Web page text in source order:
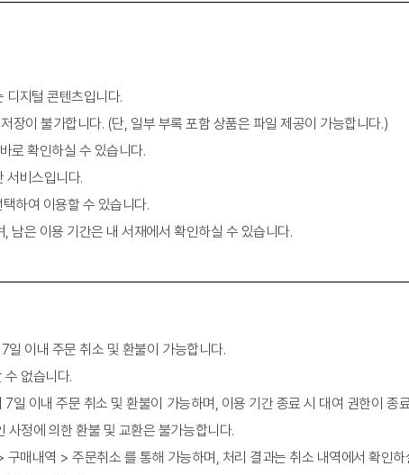
디지털 콘텐츠입니다.
장이 불가합니다. (단, 일부 부록 포함 상품은 파일 제공이 가능합니다.)
로 확인하실 수 있습니다.
서비스입니다.
하여 이용할 수 있습니다.
남은 이용 기간은 내 서재에서 확인하실 수 있습니다.
일 이내 주문 취소 및 환불이 가능합니다.
수 없습니다.
일 이내 주문 취소 및 환불이 가능하며, 이용 기간 종료 시 대여 권한이 종
사정에 의한 환불 및 교환은 불가능합니다.
매내역 > 주문취소 를 통해 가능하며, 처리 결과는 취소 내역에서 확인하